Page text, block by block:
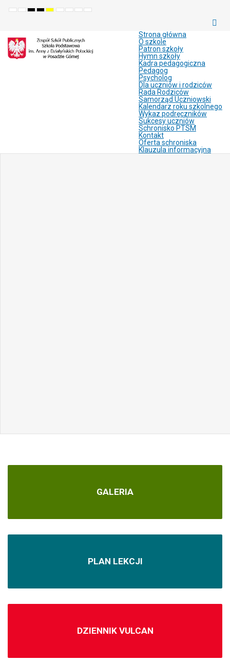
Default
NightHigh
mode
High
mode
High
mode
SetSetMake
Set
Strona główna
O szkole
Patron szkoły
Hymn szkoły
Kadra pedagogiczna
Pedagog
Psycholog
Dla uczniów i rodziców
Rada Rodziców
Samorząd Uczniowski
Kalendarz roku szkolnego
Wykaz podręczników
Sukcesy uczniów
Schronisko PTSM
Kontakt
Oferta schroniska
Klauzula informacyjna
GALERIA
PLAN LEKCJI
DZIENNIK VULCAN